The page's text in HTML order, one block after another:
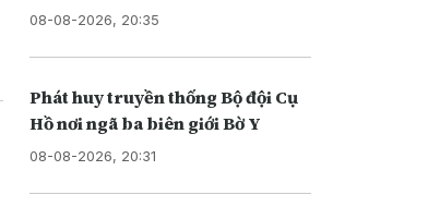
08-08-2026, 20:35
Phát huy truyền thống Bộ đội Cụ
Hồ nơi ngã ba biên giới Bờ Y
08-08-2026, 20:31